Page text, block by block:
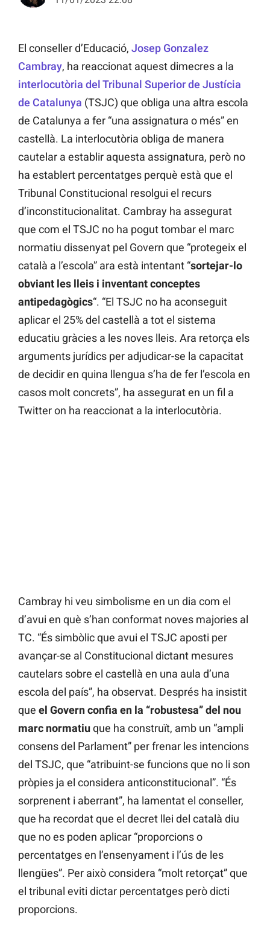
El conseller d’Educació, Josep Gonzalez
Cambray, ha reaccionat aquest dimecres a la
interlocutòria del Tribunal Superior de Justícia
de Catalunya (TSJC) que obliga una altra escola
de Catalunya a fer “una assignatura o més” en
castellà. La interlocutòria obliga de manera
cautelar a establir aquesta assignatura, però no
ha establert percentatges perquè està que el
Tribunal Constitucional resolgui el recurs
d’inconstitucionalitat. Cambray ha assegurat
que com el TSJC no ha pogut tombar el marc
normatiu dissenyat pel Govern que “protegeix el
català a l’escola” ara està intentant “sortejar-lo
obviant les lleis i inventant conceptes
antipedagògics“. “El TSJC no ha aconseguit
aplicar el 25% del castellà a tot el sistema
educatiu gràcies a les noves lleis. Ara retorça els
arguments jurídics per adjudicar-se la capacitat
de decidir en quina llengua s’ha de fer l’escola en
casos molt concrets”, ha assegurat en un fil a
Twitter on ha reaccionat a la interlocutòria.
Cambray hi veu simbolisme en un dia com el
d’avui en què s’han conformat noves majories al
TC. “És simbòlic que avui el TSJC aposti per
avançar-se al Constitucional dictant mesures
cautelars sobre el castellà en una aula d’una
escola del país”, ha observat. Després ha insistit
que el Govern confia en la “robustesa” del nou
marc normatiuque ha construït, amb un “ampli
consens del Parlament” per frenar les intencions
del TSJC, que “atribuint-se funcions que no li son
pròpies ja el considera anticonstitucional”. “És
sorprenent i aberrant”, ha lamentat el conseller,
que ha recordat que el decret llei del català diu
que no es poden aplicar “proporcions o
percentatges en l’ensenyament i l’ús de les
llengües”. Per això considera “molt retorçat” que
el tribunal eviti dictar percentatges però dicti
proporcions.